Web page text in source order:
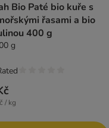
Bio Paté bio kuře s
řasami a bio
400 g
g
/ kg